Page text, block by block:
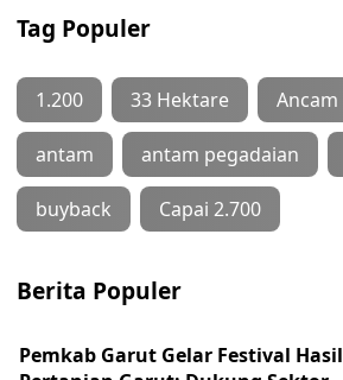
Tag Populer
1.200 33 Hektare Ancam
antam antam pegadaian
buyback Capai 2.700
Berita Populer
Pemkab Garut Gelar Festival Hasil